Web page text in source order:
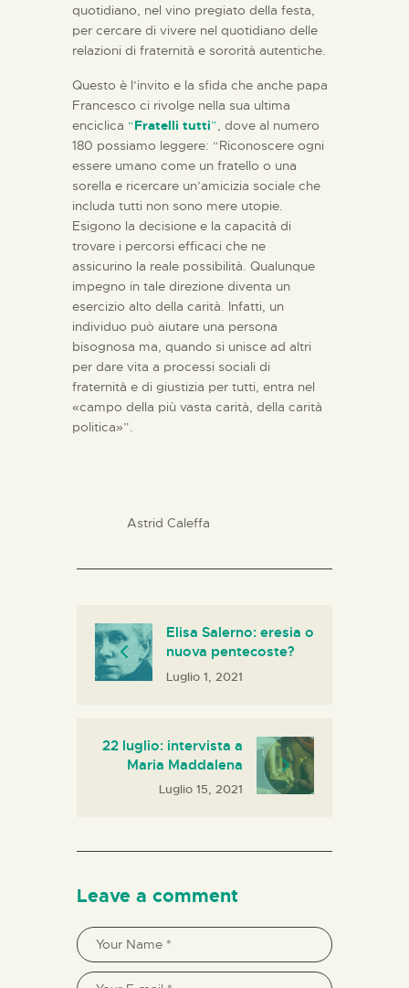
quotidiano, nel vino pregiato della festa,
per cercare di vivere nel quotidiano delle
relazioni di fraternità e sororità autentiche.
Questo è l’invito e la sfida che anche papa
Francesco ci rivolge nella sua ultima
enciclica “Fratelli tutti”, dove al numero
180 possiamo leggere: “Riconoscere ogni
essere umano come un fratello o una
sorella e ricercare un’amicizia sociale che
includa tutti non sono mere utopie.
Esigono la decisione e la capacità di
trovare i percorsi efficaci che ne
assicurino la reale possibilità. Qualunque
impegno in tale direzione diventa un
esercizio alto della carità. Infatti, un
individuo può aiutare una persona
bisognosa ma, quando si unisce ad altri
per dare vita a processi sociali di
fraternità e di giustizia per tutti, entra nel
«campo della più vasta carità, della carità
politica»”.
Astrid Caleffa
Elisa Salerno: eresia o
nuova pentecoste?
Luglio 1, 2021
22 luglio: intervista a
Maria Maddalena
Luglio 15, 2021
Leave a comment